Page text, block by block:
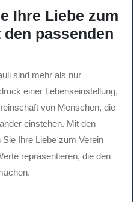
Ihre Liebe zum
passenden
sind mehr als nur
einer Lebenseinstellung,
von Menschen, die
einstehen. Mit den
Ihre Liebe zum Verein
repräsentieren, die den